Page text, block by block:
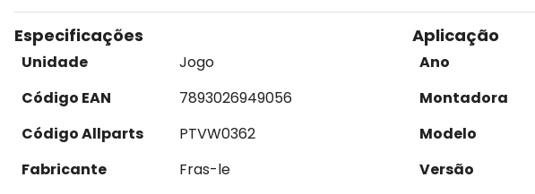
Especificações
Unidade
Jogo
Código EAN
7893026949056
Código Allparts
PTVW0362
Fabricante
Fras-le
Aplicação
Ano
Montadora
Modelo
Versão